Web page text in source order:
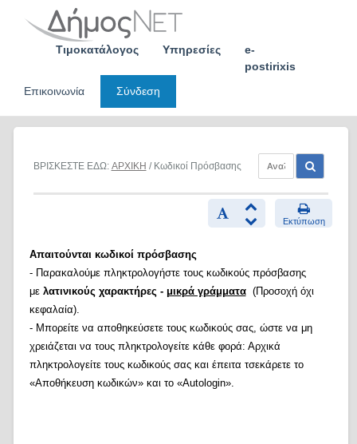
Τιμοκατάλογος Υπηρεσίες
e-
postirixis
Επικοινωνία
Σύνδεση
ΒΡΙΣΚΕΣΤΕ ΕΔΩ: ΑΡΧΙΚΗ / Κωδικοί Πρόσβασης
Εκτύπωση
Απαιτούνται κωδικοί πρόσβασης
- Παρακαλούμε πληκτρολογήστε τους κωδικούς πρόσβασης
με λατινικούς χαρακτήρες - μικρά γράμματα(Προσοχή όχι
κεφαλαία).
- Μπορείτε να αποθηκεύσετε τους κωδικούς σας, ώστε να μη
χρειάζεται να τους πληκτρολογείτε κάθε φορά: Αρχικά
πληκτρολογείτε τους κωδικούς σας και έπειτα τσεκάρετε το
«Αποθήκευση κωδικών» και το «Autologin».